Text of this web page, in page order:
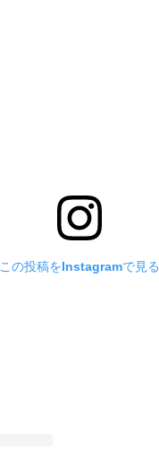
この投稿をInstagramで見る